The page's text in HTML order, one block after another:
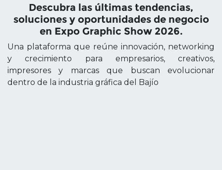
Descubra las últimas tendencias,
soluciones y oportunidades de negocio
en Expo Graphic Show 2026.
Una plataforma que reúne innovación, networking
y crecimiento para empresarios, creativos,
impresores y marcas que buscan evolucionar
dentro de la industria gráfica del Bajío